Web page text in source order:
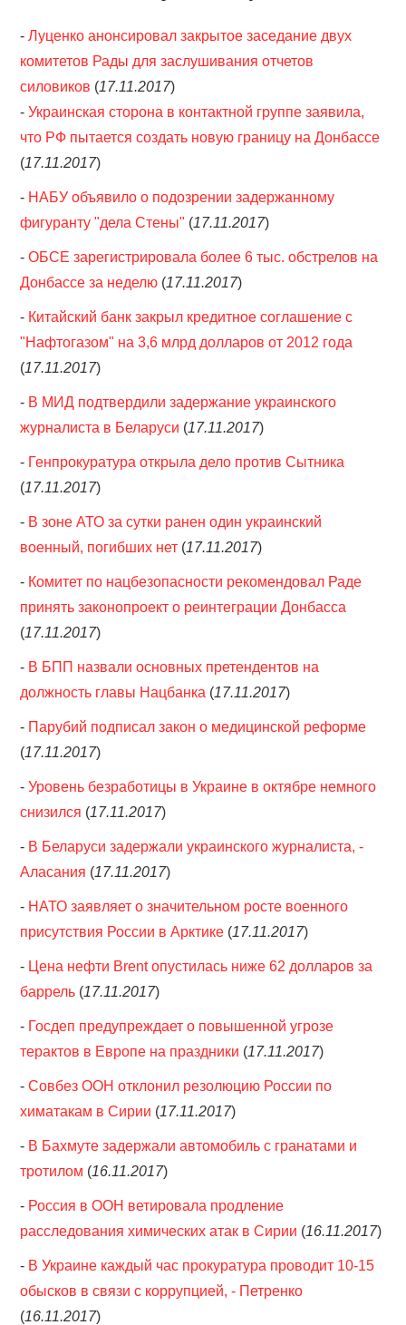
ОБЪЯВЛЕНИЯ
ТРАНСПОРТ
КУДА ПОЙТИ
РАБОТА
КОНТАКТЫ
>
-Луценко анонсировал закрытое заседание двух
комитетов Рады для заслушивания отчетов
силовиков (17.11.2017)
-Украинская сторона в контактной группе заявила,
что РФ пытается создать новую границу на Донбассе
(17.11.2017)
- НАБУ объявило о подозрении задержанному
фигуранту "дела Стены" (17.11.2017)
-ОБСЕ зарегистрировала более 6 тыс. обстрелов на
Донбассе за неделю (17.11.2017)
- Китайский банк закрыл кредитное соглашение с
"Нафтогазом" на 3,6 млрд долларов от 2012 года
(17.11.2017)
- В МИД подтвердили задержание украинского
журналиста в Беларуси (17.11.2017)
- Генпрокуратура открыла дело против Сытника
(17.11.2017)
- В зоне АТО за сутки ранен один украинский
военный, погибших нет (17.11.2017)
- Комитет по нацбезопасности рекомендовал Раде
принять законопроект о реинтеграции Донбасса
(17.11.2017)
- В БПП назвали основных претендентов на
должность главы Нацбанка (17.11.2017)
- Парубий подписал закон о медицинской реформе
(17.11.2017)
-Уровень безработицы в Украине в октябре немного
снизился (17.11.2017)
- В Беларуси задержали украинского журналиста, -
Аласания (17.11.2017)
- НАТО заявляет о значительном росте военного
присутствия России в Арктике (17.11.2017)
- Цена нефти Brent опустилась ниже 62 долларов за
баррель (17.11.2017)
- Госдеп предупреждает о повышенной угрозе
терактов в Европе на праздники (17.11.2017)
-Совбез ООН отклонил резолюцию России по
химатакам в Сирии (17.11.2017)
- В Бахмуте задержали автомобиль с гранатами и
тротилом (16.11.2017)
- Россия в ООН ветировала продление
расследования химических атак в Сирии (16.11.2017)
- В Украине каждый час прокуратура проводит 10-15
обысков в связи с коррупцией, - Петренко
(16.11.2017)